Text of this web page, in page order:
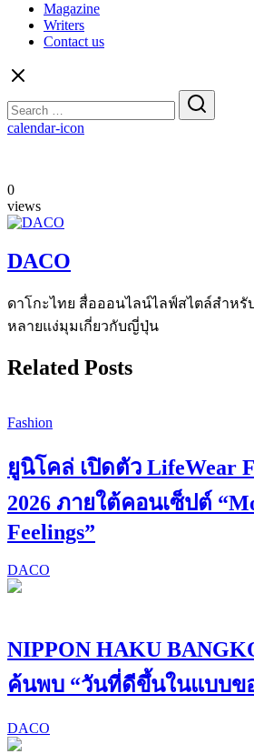
Magazine
Writers
Contact us
for:
calendar-icon
0
views
DACO
ดาโกะไทย สื่อออนไลน์ไลฟ์สไตล์สำห
หลายแง่มุมเกี่ยวกับญี่ปุ่น
Related Posts
Fashion
ยูนิโคล่ เปิดตัว LifeWear
2026 ภายใต้คอนเซ็ปต์
Feelings”
DACO
NIPPON HAKU
ค้นพบ “วันที่ดีขึ้นในแบบขอ
DACO